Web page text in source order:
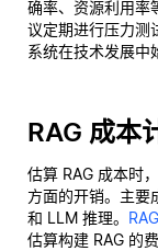
确率、资源利用率
议定期进行压力测
系统在技术发展中
RAG 成本
估算 RAG 成本时
方面的开销。主要
和 LLM 推理。
估算构建 RAG 的